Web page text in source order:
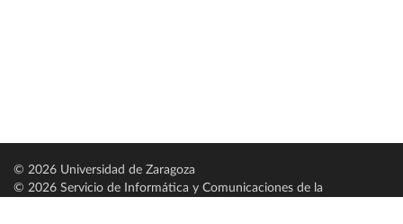
© 2026 Universidad de Zaragoza
© 2026 Servicio de Informática y Comunicaciones de la